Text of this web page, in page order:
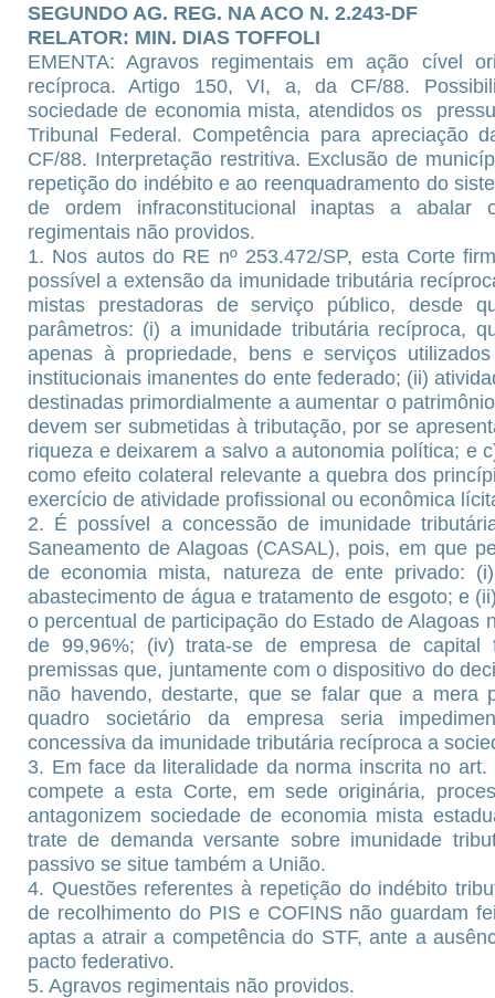
SEGUNDO AG. REG. NA ACO N. 2.243-DF
RELATOR: MIN. DIAS TOFFOLI
EMENTA: Agravos regimentais em ação cível
recíproca. Artigo 150, VI, a, da CF/88.
sociedade de economia mista, atendidos os
Tribunal Federal. Competência para apreciação
CF/88. Interpretação restritiva. Exclusão de
repetição do indébito e ao reenquadramento do
de ordem infraconstitucional inaptas a abalar
regimentais não providos.
1. Nos autos do RE nº 253.472/SP, esta Corte
possível a extensão da imunidade tributária
mistas prestadoras de serviço público, desde
parâmetros: (i) a imunidade tributária recíproca,
apenas à propriedade, bens e serviços
institucionais imanentes do ente federado; (ii)
destinadas primordialmente a aumentar o
devem ser submetidas à tributação, por se
riqueza e deixarem a salvo a autonomia política; e
como efeito colateral relevante a quebra dos
exercício de atividade profissional ou econômica
2. É possível a concessão de imunidade
Saneamento de Alagoas (CASAL), pois, em que
de economia mista, natureza de ente privado:
abastecimento de água e tratamento de esgoto; e
o percentual de participação do Estado de Alagoas
de 99,96%; (iv) trata-se de empresa de capital
premissas que, juntamente com o dispositivo do
não havendo, destarte, que se falar que a mera
quadro societário da empresa seria
concessiva da imunidade tributária recíproca a
3. Em face da literalidade da norma inscrita no
compete a esta Corte, em sede originária,
antagonizem sociedade de economia mista
trate de demanda versante sobre imunidade
passivo se situe também a União.
4. Questões referentes à repetição do indébito
de recolhimento do PIS e COFINS não guardam
aptas a atrair a competência do STF, ante a
pacto federativo.
5. Agravos regimentais não providos.